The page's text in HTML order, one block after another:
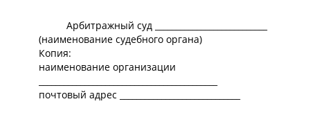
Арбитражный суд ___________________________
(наименование судебного органа)
Копия:
наименование организации
почтовый адрес _____________________________